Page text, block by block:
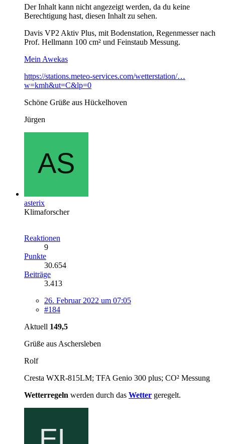
Der Inhalt kann nicht angezeigt werden, da du keine
Berechtigung hast, diesen Inhalt zu sehen.
Davis VP2 Aktiv Plus, mit Bodenstation, Regenmesser nach
Prof. Hellmann 100 cm² und Feinstaub Messung.
Mein Awekas
https://stations.meteo-services.com/wetterstation/…
w=kmh&ut=C&lp=0
Schöne Grüße aus Hückelhoven
Jürgen
asterix
Klimaforscher
Reaktionen
9
Punkte
30.654
Beiträge
3.413
26. Februar 2022 um 07:05
#184
Aktuell 149,5
Grüße aus Aschersleben
Rolf
Cresta WXR-815LM; TFA Genio 300 plus; CO² Messung
Wetterregeln werden durch das Wetter geregelt.